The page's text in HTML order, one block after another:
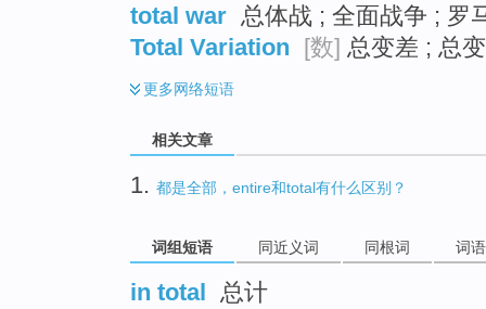
total war 总体战 ; 全面战争 ; 罗
Total Variation [数] 总变差 ; 总
更多网络短语
相关文章
1. 都是全部，entire和total有什么区别？
词组短语 同近义词 同根词 词
in total
总计